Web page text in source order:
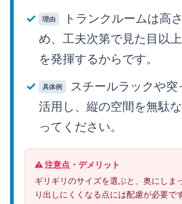
理由
トランクルームは高
め、工夫次第で見た目以
を発揮するからです。
具体例
スチールラックや突
活用し、縦の空間を無駄
ってください。
⚠️ 注意点・デメリット
ギリギリのサイズを選ぶと、奥にしま
り出しにくくなる点には配慮が必要です